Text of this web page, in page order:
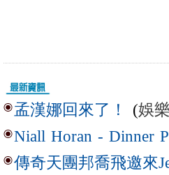
孟漢娜回來了！ (娛
Niall Horan - Dinner
傳奇天團邦喬飛邀來